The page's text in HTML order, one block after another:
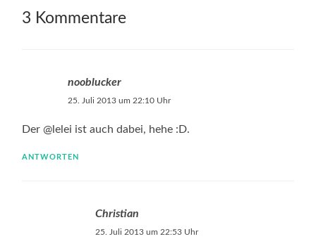
3 Kommentare
nooblucker
25. Juli 2013 um 22:10 Uhr
Der @lelei ist auch dabei, hehe :D.
ANTWORTEN
Christian
25. Juli 2013 um 22:53 Uhr